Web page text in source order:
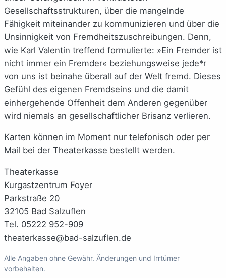
Gesellschaftsstrukturen, über die mangelnde
Fähigkeit miteinander zu kommunizieren und über die
Unsinnigkeit von Fremdheitszuschreibungen. Denn,
wie Karl Valentin treffend formulierte: »Ein Fremder ist
nicht immer ein Fremder« beziehungsweise jede*r
von uns ist beinahe überall auf der Welt fremd. Dieses
Gefühl des eigenen Fremdseins und die damit
einhergehende Offenheit dem Anderen gegenüber
wird niemals an gesellschaftlicher Brisanz verlieren.
Karten können im Moment nur telefonisch oder per
Mail bei der Theaterkasse bestellt werden.
Theaterkasse
Kurgastzentrum Foyer
Parkstraße 20
32105 Bad Salzuflen
Tel. 05222 952-909
theaterkasse@bad-salzuflen.de
Alle Angaben ohne Gewähr. Änderungen und Irrtümer
vorbehalten.